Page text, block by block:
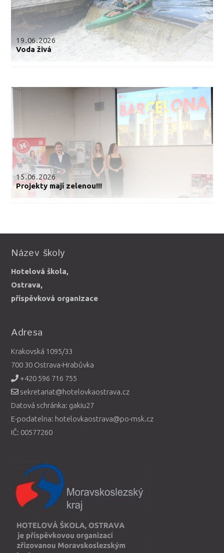
19.06.2026
Voda živá
15.06.2026
Projekty mají zelenou!!!
Název školy
Hotelová škola,
Ostrava,
příspěvková organizace
Adresa
Krakovská 1095/33
700 30 Ostrava-Hrabůvka
+420 596 716 755
sekretariat@hotelovkaostrava.cz
Datová schránka: gakiu27
E-podatelna: hotelovkaostrava@po-msk.cz
IČ: 00577260